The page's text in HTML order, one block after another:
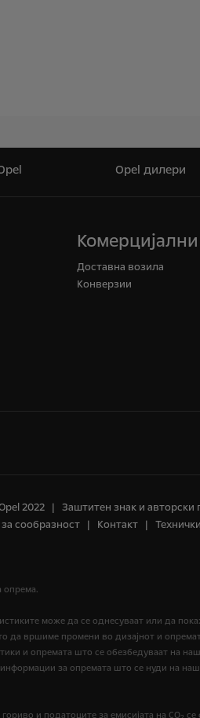
Opel дилери
Доставна возила
Конверзии
2022 Заштитен знак и авторски
сообразност Контакт
опрема.
може да се однесуваат или да
да вршиме промени во дизајнот и
и опремата што се обезбедуваат на
за опремата што се нуди на
и податоците за емисијата на CO се